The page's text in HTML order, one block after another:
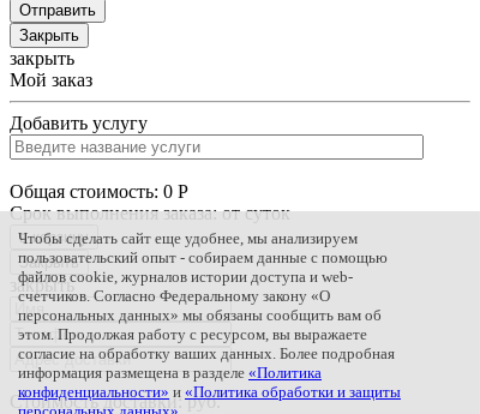
Чтобы сделать сайт еще удобнее, мы анализируем
пользовательский опыт - собираем данные с помощью
файлов cookie, журналов истории доступа и web-
счетчиков. Согласно Федеральному закону «О
персональных данных» мы обязаны сообщить вам об
этом. Продолжая работу с ресурсом, вы выражаете
согласие на обработку ваших данных. Более подробная
информация размещена в разделе «Политика
конфиденциальности» и «Политика обработки и защиты
Отправить
Закрыть
закрыть
Мой заказ
Добавить услугу
Общая стоимость: 0 Р
Срок выполнения заказа: отсуток
в корзину
Закрыть
закрыть
Стоимость доставки:руб.